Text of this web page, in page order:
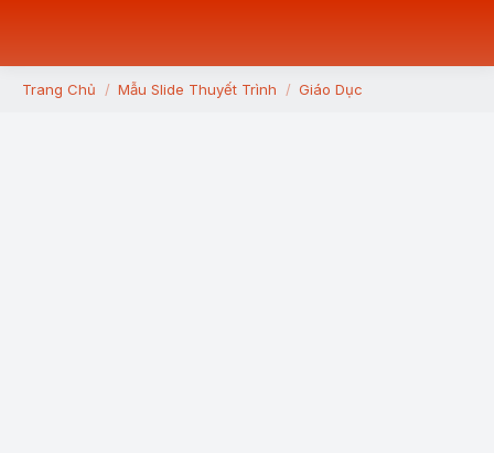
You are here:
Trang Chủ Mẫu Slide Thuyết Trình Giáo Dục